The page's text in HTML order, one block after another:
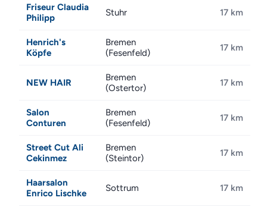
Friseur Claudia
Philipp
Stuhr 17 km
Henrich's
Köpfe
Bremen
(Fesenfeld)
17 km
NEW HAIR
Bremen
(Ostertor)
17 km
Salon
Conturen
Bremen
(Fesenfeld)
17 km
Street Cut Ali
Cekinmez
Bremen
(Steintor)
17 km
Haarsalon
Enrico Lischke
Sottrum 17 km